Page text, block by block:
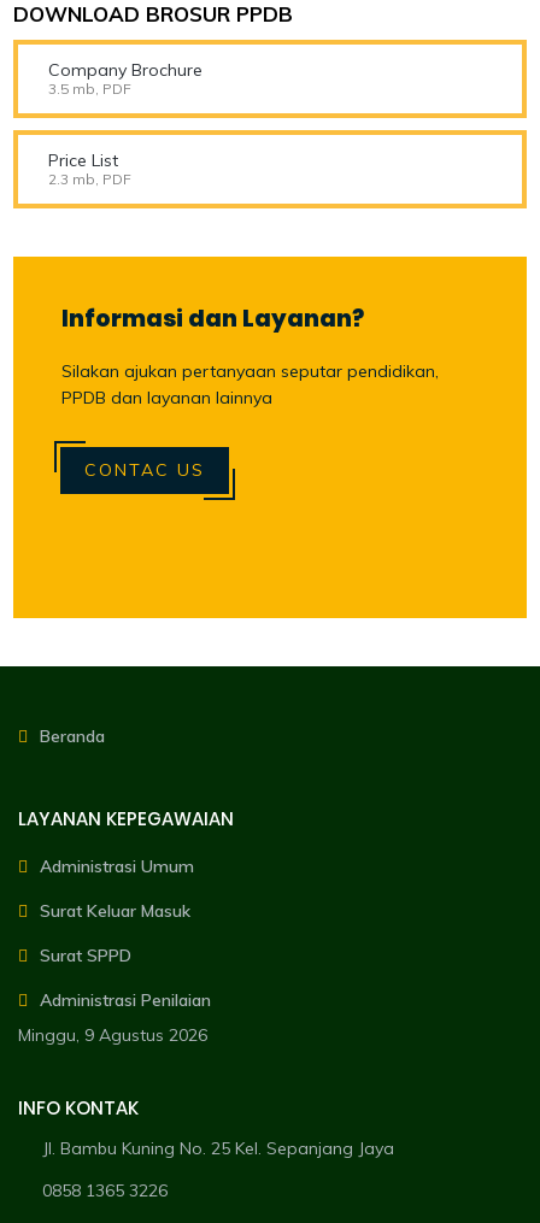
DOWNLOAD BROSUR PPDB
Company Brochure
3.5 mb, PDF
Price List
2.3 mb, PDF
Informasi dan Layanan?
Silakan ajukan pertanyaan seputar pendidikan,
PPDB dan layanan lainnya
CONTAC US
Beranda
LAYANAN KEPEGAWAIAN
Administrasi Umum
Surat Keluar Masuk
Surat SPPD
Administrasi Penilaian
Minggu, 9 Agustus 2026
INFO KONTAK
Jl. Bambu Kuning No. 25 Kel. Sepanjang Jaya
0858 1365 3226